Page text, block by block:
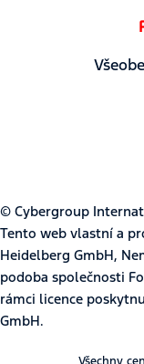
© Cybergroup
Tento web vlastní a
Heidelberg GmbH,
podoba společnosti
rámci licence
GmbH.